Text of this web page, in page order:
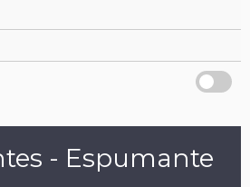
- Espumante